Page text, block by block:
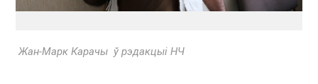
Жан-Марк Карачы ў рэдакцыі НЧ